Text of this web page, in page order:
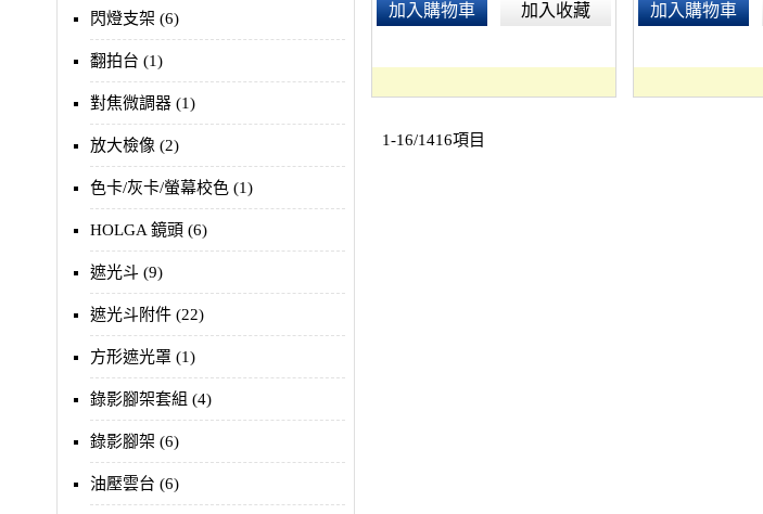
閃燈支架 (6)
翻拍台 (1)
對焦微調器 (1)
放大檢像 (2)
色卡/灰卡/螢幕校色 (1)
HOLGA 鏡頭 (6)
遮光斗 (9)
遮光斗附件 (22)
方形遮光罩 (1)
錄影腳架套組 (4)
錄影腳架 (6)
油壓雲台 (6)
加入購物車 加入收藏 加入購物車
1-16/1416項目